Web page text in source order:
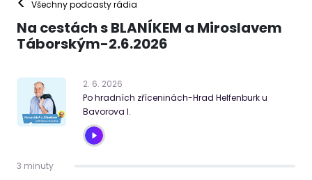
Všechny podcasty rádia
Na cestách s BLANÍKEM a Miroslavem
Táborským-2.6.2026
2. 6. 2026
Po hradních zříceninách-Hrad Helfenburk u
Bavorova I.
3 minuty